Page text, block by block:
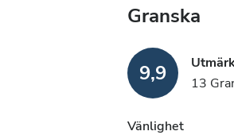
Granska
9,9
13
Vänlighet